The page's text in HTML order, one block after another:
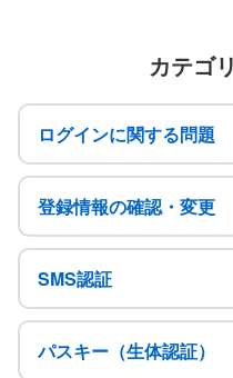
カテゴ
ログインに関する問題
登録情報の確認・変更
SMS認証
パスキー（生体認証）